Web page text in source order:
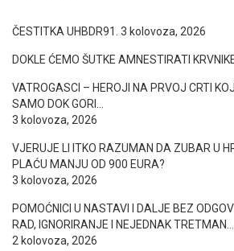
ČESTITKA UHBDR91. 3 kolovoza, 2026
DOKLE ĆEMO ŠUTKE AMNESTIRATI
VATROGASCI – HEROJI NA PRVOJ CRTI
SAMO DOK GORI…
3 kolovoza, 2026
VJERUJE LI ITKO RAZUMAN DA ZUBAR U
PLAĆU MANJU OD 900 EURA?
3 kolovoza, 2026
POMOĆNICI U NASTAVI I DALJE BEZ
RAD, IGNORIRANJE I NEJEDNAK TRETMAN…
2 kolovoza, 2026